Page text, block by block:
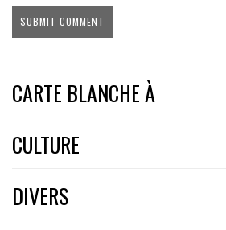
CARTE BLANCHE À
CULTURE
DIVERS